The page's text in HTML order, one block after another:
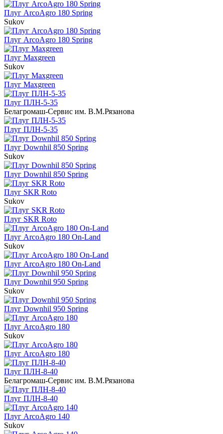
Плуг ArcoAgro 180 Spring
Sukov
Плуг ArcoAgro 180 Spring
Плуг Maxgreen
Sukov
Плуг Maxgreen
Плуг ПЛН-5-35
Белагромаш-Сервис им. В.М.Рязанова
Плуг ПЛН-5-35
Плуг Downhil 850 Spring
Sukov
Плуг Downhil 850 Spring
Плуг SKR Roto
Sukov
Плуг SKR Roto
Плуг ArcoAgro 180 On-Land
Sukov
Плуг ArcoAgro 180 On-Land
Плуг Downhil 950 Spring
Sukov
Плуг Downhil 950 Spring
Плуг ArcoAgro 180
Sukov
Плуг ArcoAgro 180
Плуг ПЛН-8-40
Белагромаш-Сервис им. В.М.Рязанова
Плуг ПЛН-8-40
Плуг ArcoAgro 140
Sukov